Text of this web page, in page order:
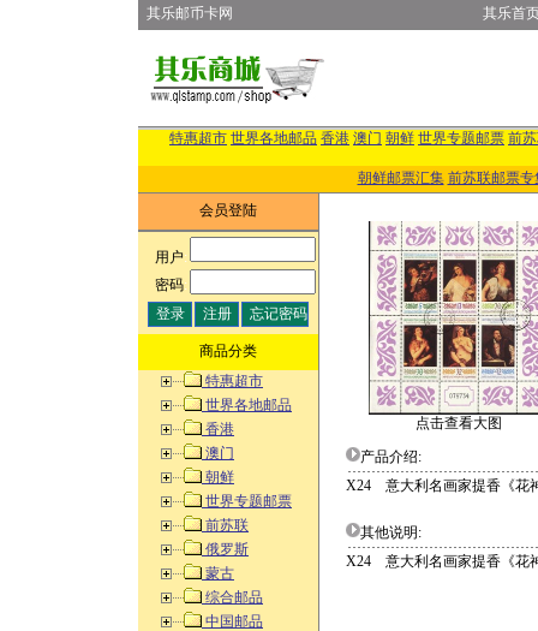
其乐邮币卡网 其乐首
特惠超市 世界各地邮品 香港 澳门 朝鲜 世界专题邮票 前
朝鲜邮票汇集 前苏联邮票专
会员登陆
用户:
密码:
商品分类
特惠超市
世界各地邮品
香港
澳门
朝鲜
世界专题邮票
前苏联
俄罗斯
蒙古
综合邮品
中国邮品
点击查看大图
产品介绍:
X24 意大利名画家提香《花
其他说明:
X24 意大利名画家提香《花